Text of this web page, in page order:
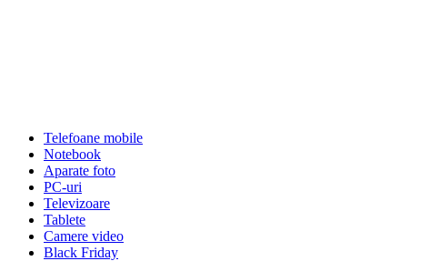
Telefoane mobile
Notebook
Aparate foto
PC-uri
Televizoare
Tablete
Camere video
Black Friday